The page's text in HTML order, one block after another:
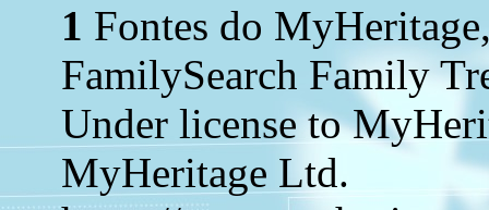
1 Fontes do
FamilySearch Family
Under license to
MyHeritage Ltd.